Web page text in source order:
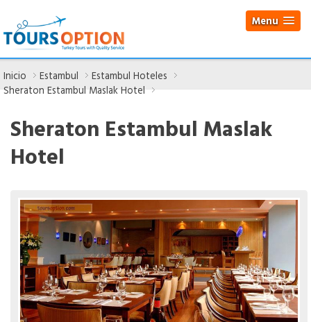
Menu
Inicio Estambul
Estambul Hoteles
Sheraton Estambul Maslak Hotel
Sheraton Estambul Maslak
Hotel